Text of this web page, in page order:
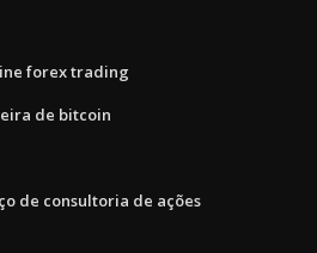
forex trading
de bitcoin
de consultoria de ações